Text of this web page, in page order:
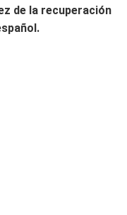
de la recuperación